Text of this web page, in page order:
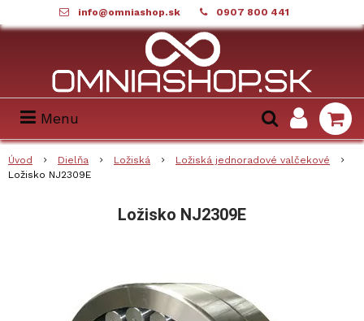
info@omniashop.sk 0907 800 441
Menu
Úvod Dielňa Ložiská
Ložiská jednoradové valčekové
Ložisko NJ2309E
Ložisko NJ2309E